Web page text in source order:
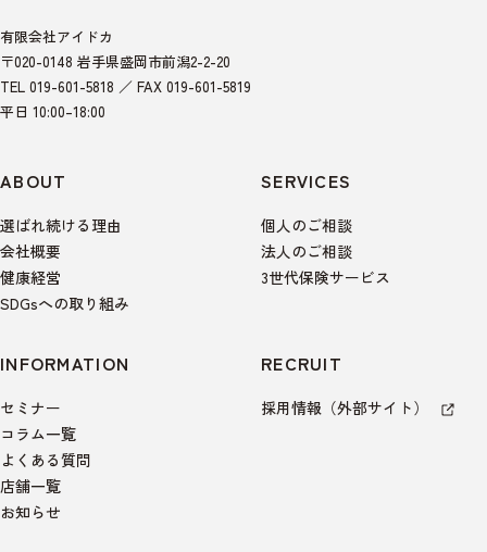
有限会社アイドカ
〒020-0148 岩手県盛岡市前潟2-2-20
TEL 019-601-5818 ／ FAX 019-601-5819
平日 10:00–18:00
ABOUT
選ばれ続ける理由
会社概要
健康経営
SDGsへの取り組み
SERVICES
個人のご相談
法人のご相談
3世代保険サービス
INFORMATION
セミナー
コラム一覧
よくある質問
店舗一覧
お知らせ
RECRUIT
採用情報（外部サイト）